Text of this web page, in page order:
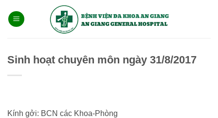
qua
Sinh hoạt chuyên môn ngày 31/8/2017
Kính gởi: BCN các Khoa-Phòng